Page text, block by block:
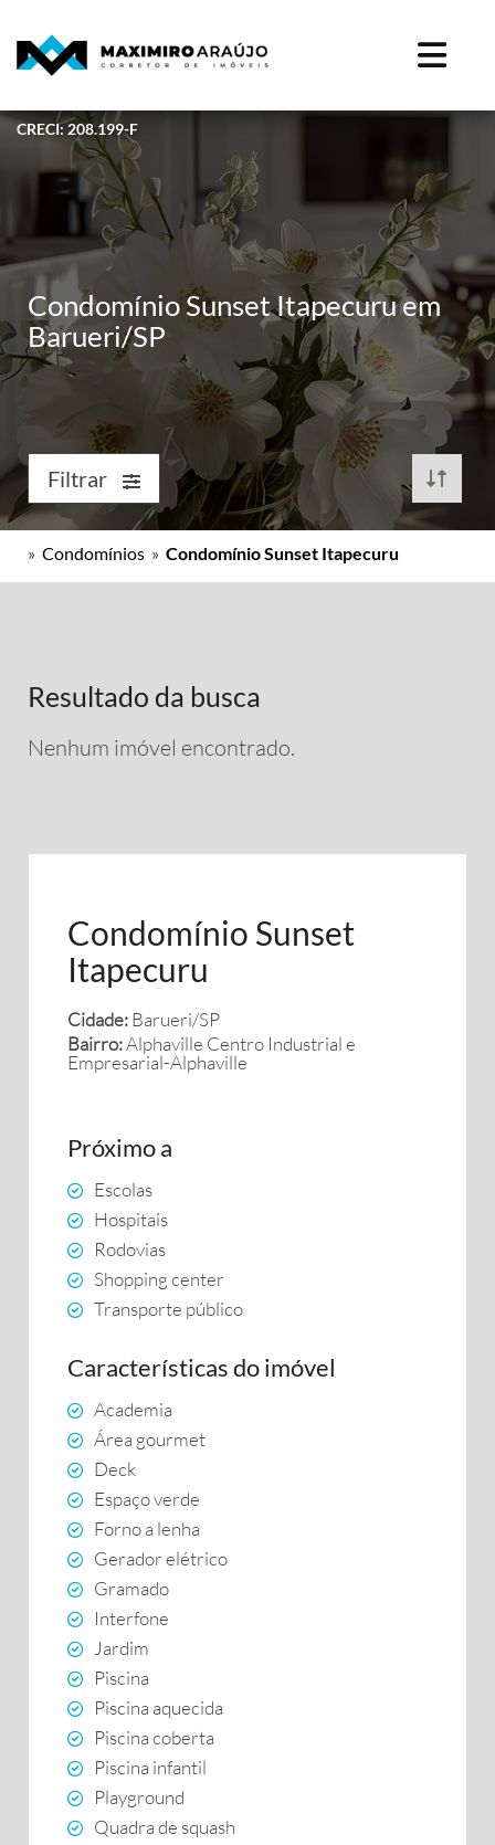
CRECI: 208.199-F
Condomínio Sunset Itapecuru em
Barueri/SP
Filtrar
» Condomínios » Condomínio Sunset Itapecuru
Resultado da busca
Nenhum imóvel encontrado.
Condomínio Sunset
Itapecuru
Cidade:Barueri/SP
Bairro:Alphaville Centro Industrial e
Empresarial-Alphaville
Próximo a
Escolas
Hospitais
Rodovias
Shopping center
Transporte público
Características do imóvel
Academia
Área gourmet
Deck
Espaço verde
Forno a lenha
Gerador elétrico
Gramado
Interfone
Jardim
Piscina
Piscina aquecida
Piscina coberta
Piscina infantil
Playground
Quadra de squash